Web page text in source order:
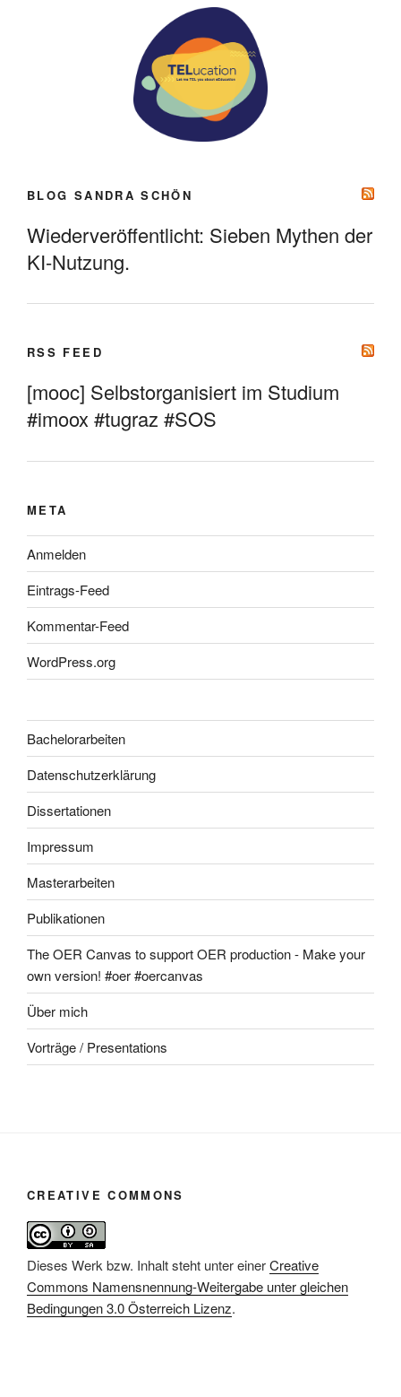
BLOG SANDRA SCHÖN
Wiederveröffentlicht: Sieben Mythen der
KI-Nutzung.
RSS FEED
[mooc] Selbstorganisiert im Studium
#imoox #tugraz #SOS
META
Anmelden
Eintrags-Feed
Kommentar-Feed
WordPress.org
Bachelorarbeiten
Datenschutzerklärung
Dissertationen
Impressum
Masterarbeiten
Publikationen
The OER Canvas to support OER production - Make your
own version! #oer #oercanvas
Über mich
Vorträge / Presentations
CREATIVE COMMONS
Dieses Werk bzw. Inhalt steht unter einerCreative
Commons Namensnennung-Weitergabe unter gleichen
Bedingungen 3.0 Österreich Lizenz.